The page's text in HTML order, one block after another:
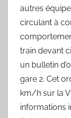
autres
circulant à
train devant
un bulletin
gare 2. Cet
km/h sur la
informations